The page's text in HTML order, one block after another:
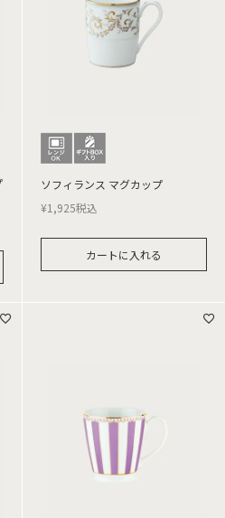
ソフィランス マグカップ
¥1,925税込
カートに入れる